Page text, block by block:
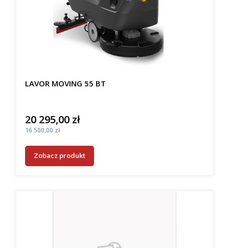
LAVOR MOVING 55 BT
Cena
20 295,00 zł
Cena
16 500,00 zł
Zobacz produkt